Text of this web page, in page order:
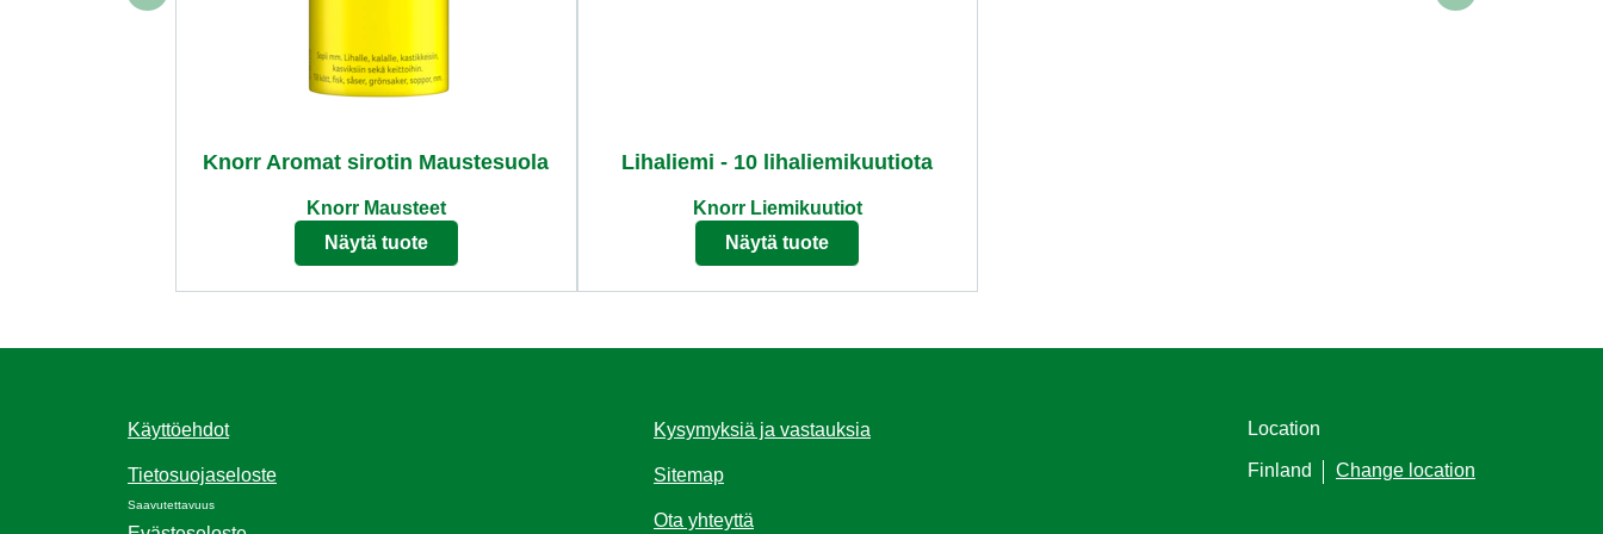
Knorr Aromat sirotin Maustesuola
Knorr Mausteet
Näytä tuote
Lihaliemi - 10 lihaliemikuutiota
Knorr Liemikuutiot
Näytä tuote
Käyttöehdot
Tietosuojaseloste
Saavutettavuus
Kysymyksiä ja vastauksia
Sitemap
Ota yhteyttä
Location
Finland Change location